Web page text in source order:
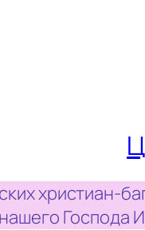
христиан-
Господа